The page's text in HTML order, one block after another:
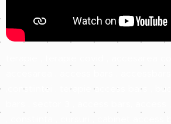
,constiintei , terapie access bars ,